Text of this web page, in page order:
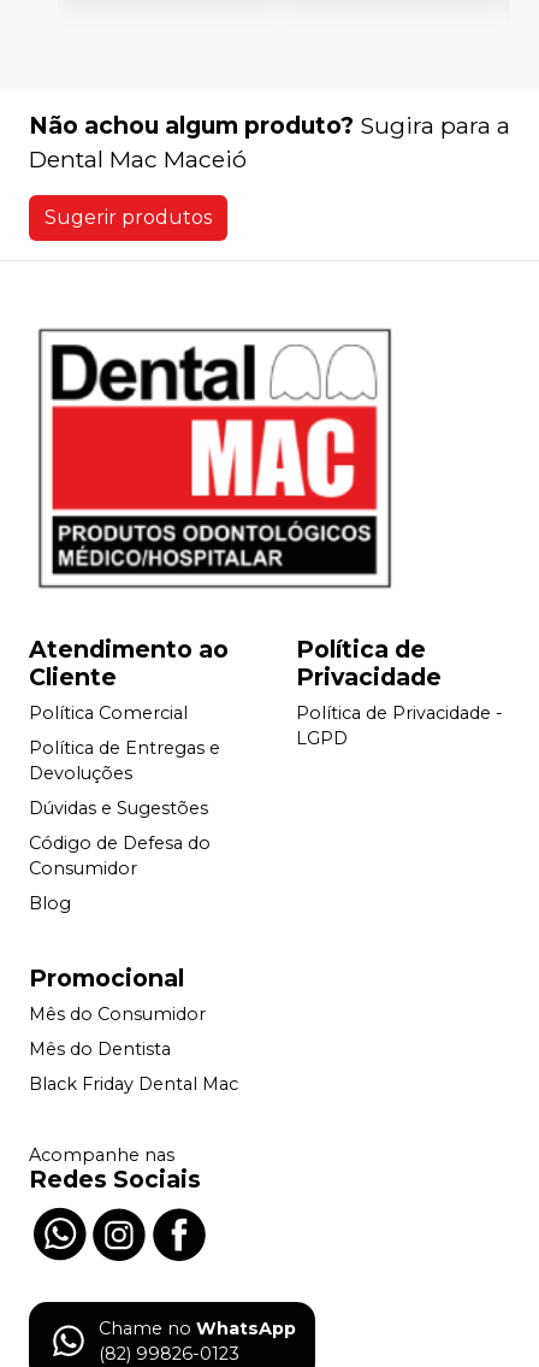
Não achou algum produto? Sugira para a
Dental Mac Maceió
Sugerir produtos
Atendimento ao
Cliente
Política Comercial
Política de Entregas e
Devoluções
Dúvidas e Sugestões
Código de Defesa do
Consumidor
Blog
Política de
Privacidade
Política de Privacidade -
LGPD
Promocional
Mês do Consumidor
Mês do Dentista
Black Friday Dental Mac
Acompanhe nas
Redes Sociais
Chame no WhatsApp
(82) 99826-0123